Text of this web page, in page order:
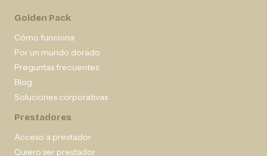
Golden Pack
Cómo funciona
Por un mundo dorado
Preguntas frecuentes
Blog
Soluciones corporativas
Prestadores
Acceso a prestador
Quiero ser prestador